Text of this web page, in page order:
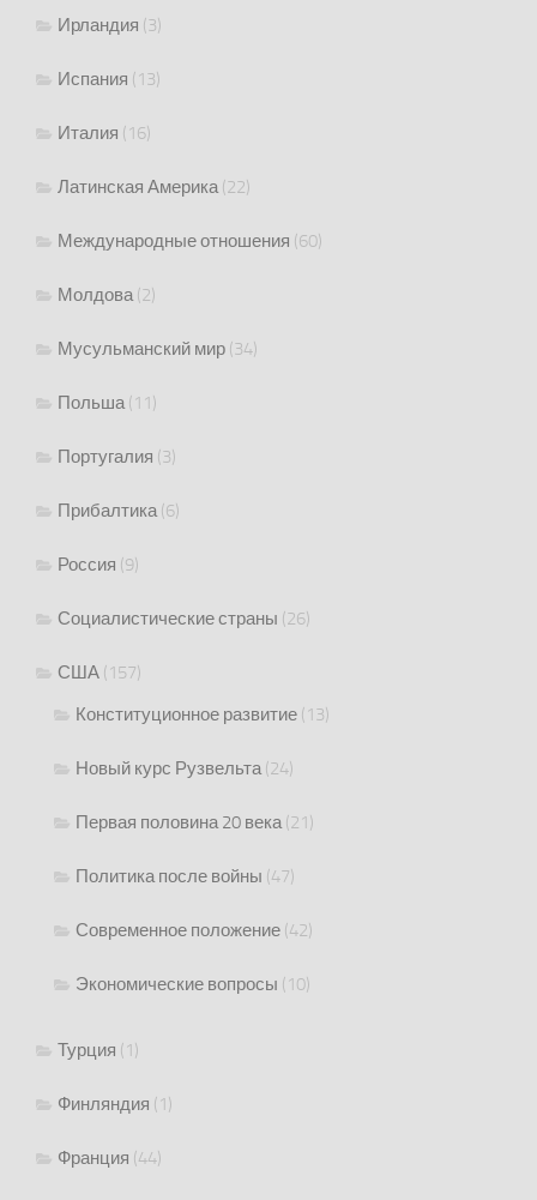
Ирландия (3)
Испания (13)
Италия (16)
Латинская Америка(22)
Международные отношения (60)
Молдова(2)
Мусульманский мир (34)
Польша(11)
Португалия (3)
Прибалтика(6)
Россия (9)
Социалистические страны (26)
США (157)
Конституционное развитие (13)
Новый курс Рузвельта(24)
Первая половина 20 века(21)
Политика после войны (47)
Современное положение (42)
Экономические вопросы (10)
Турция (1)
Финляндия (1)
Франция (44)